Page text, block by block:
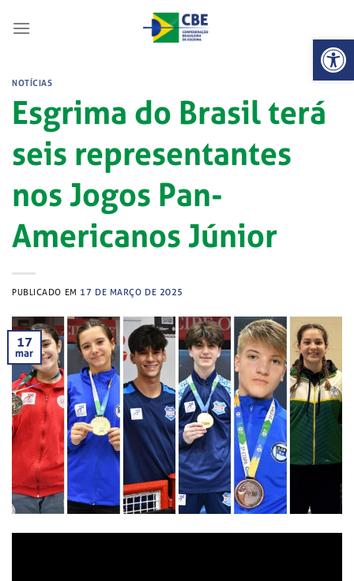
Abrir
NOTÍCIAS
Esgrima do Brasil terá
seis representantes
nos Jogos Pan-
Americanos Júnior
PUBLICADO EM 17 DE MARÇO DE 2025
17
mar